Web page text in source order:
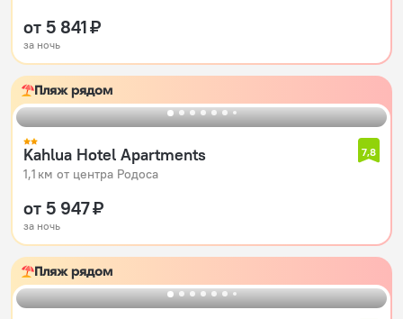
от 5 841 ₽
за ночь
Пляж рядом
Kahlua Hotel Apartments
1,1 км от центра Родоса
7,8
от 5 947 ₽
за ночь
Пляж рядом